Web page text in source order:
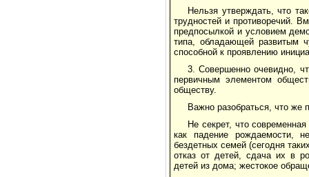
Нельзя утверждать, что
трудностей и противоречий.
предпосылкой и условием
типа, обладающей развитым
способной к проявлению
3. Совершенно очевидно,
первичным элементом
обществу.
Важно разобраться, что же
Не секрет, что
как падение рождаемости,
бездетных семей (сегодня
отказ от детей, сдача их в
детей из дома; жестокое